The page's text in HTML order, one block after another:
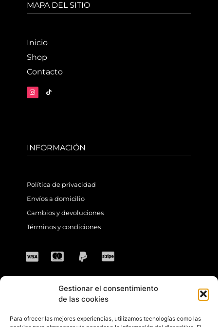
Gestionar el consentimiento
de las cookies
Para ofrecer las mejores experiencias, utilizamos tecnologías como las
MAPA DEL SITIO
Inicio
Shop
Contacto
INFORMACIÓN
Política de privacidad
Envíos a domicilio
Cambios y devoluciones
Términos y condiciones
CONTACTO